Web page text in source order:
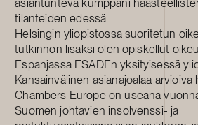
tilanteiden edessä.
Helsingin yliopistossa suoritetun
tutkinnon lisäksi olen opiskellut
Espanjassa ESADEn yksityisessä
Kansainvälinen asianajoalaa arvioiva
Chambers Europe on useana
Suomen johtavien insolvenssi- ja